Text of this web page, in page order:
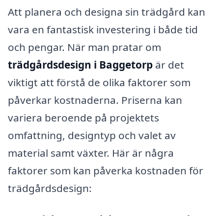
Att planera och designa sin trädgård kan
vara en fantastisk investering i både tid
och pengar. När man pratar om
trädgårdsdesign i Baggetorp är det
viktigt att förstå de olika faktorer som
påverkar kostnaderna. Priserna kan
variera beroende på projektets
omfattning, designtyp och valet av
material samt växter. Här är några
faktorer som kan påverka kostnaden för
trädgårdsdesign: